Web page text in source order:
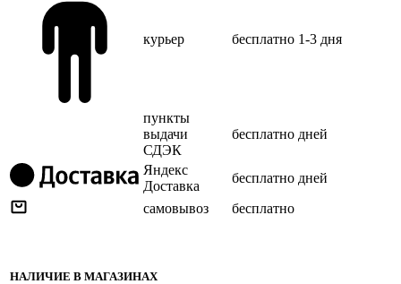
курьер бесплатно 1-3 дня
пункты
выдачи
СДЭК
бесплатно дней
Яндекс
Доставка
бесплатно дней
самовывоз
бесплатно
НАЛИЧИЕ В МАГАЗИНАХ